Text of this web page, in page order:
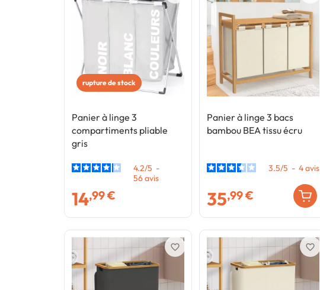
rupture de stock
Panier à linge 3
compartiments pliable
gris
4.2/5 -
56avis
14,99 €
Panier à linge 3 bacs
bambou BEA tissu écru
3.5/5 - 4avis
35,99 €
favorite_border favorite_border